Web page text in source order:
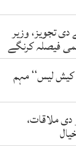
فیصد اضافے دی تجویز، وزیر
فیصلہ کرنگے
لیس‘‘ مہم
دی ملاقات،